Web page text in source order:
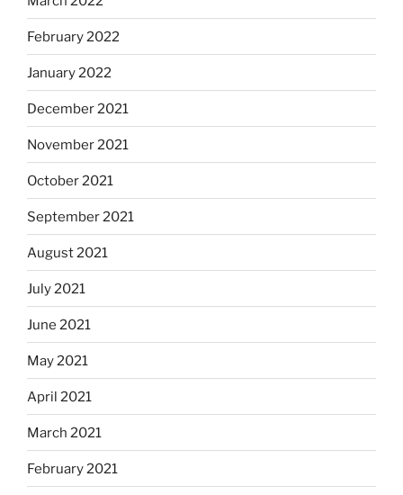
February 2022
January 2022
December 2021
November 2021
October 2021
September 2021
August 2021
July 2021
June 2021
May 2021
April 2021
March 2021
February 2021